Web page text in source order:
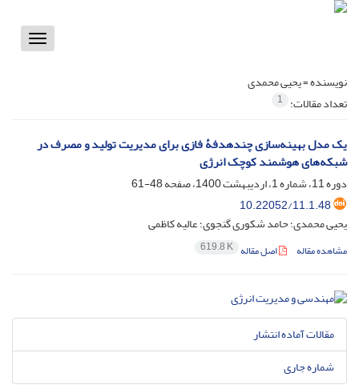
Toggle
نویسنده =یحیی محمدی
تعداد مقالات: 1
یک مدل بهینه‌سازی چندهدفۀ فازی برای مدیریت تولید و مصرف در
شبکه‌های هوشمند کوچک انرژی
دوره 11، شماره 1، اردیبهشت 1400، صفحه
48-61
10.22052/11.1.48
یحیی محمدی؛ حامد شکوری گنجوی؛ عالیه کاظمی
مشاهده مقاله اصل مقاله 619.8 K
مقالات آماده انتشار
شماره جاری